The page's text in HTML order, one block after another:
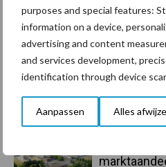
purposes and special features:
information on a device,
advertising and content
and services development,
identification through device
Aanpassen Alles
Primaire
Sidebar
Recent nieuws
Toon